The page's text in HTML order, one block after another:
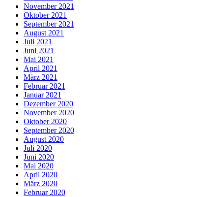
November 2021
Oktober 2021
September 2021
August 2021
Juli 2021
Juni 2021
Mai 2021
April 2021
März 2021
Februar 2021
Januar 2021
Dezember 2020
November 2020
Oktober 2020
September 2020
August 2020
Juli 2020
Juni 2020
Mai 2020
April 2020
März 2020
Februar 2020